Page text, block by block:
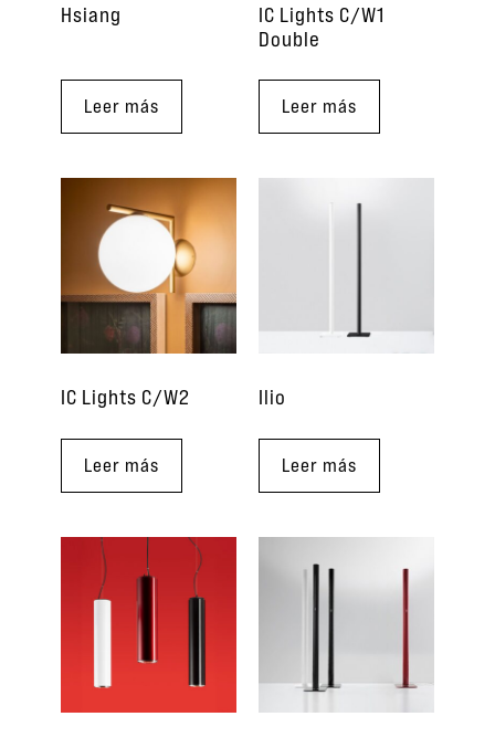
Hsiang
Leer más
IC Lights C/W1
Double
Leer más
IC Lights C/W2
Leer más
Ilio
Leer más